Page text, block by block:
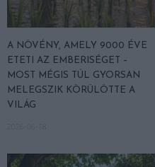
A NÖVÉNY, AMELY 9000 ÉVE
ETETI AZ EMBERISÉGET –
MOST MÉGIS TÚL GYORSAN
MELEGSZIK KÖRÜLÖTTE A
VILÁG